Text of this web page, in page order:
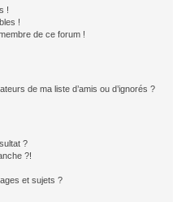
!
!
de ce forum !
de ma liste d’amis ou d’ignorés ?
?
?!
et sujets ?